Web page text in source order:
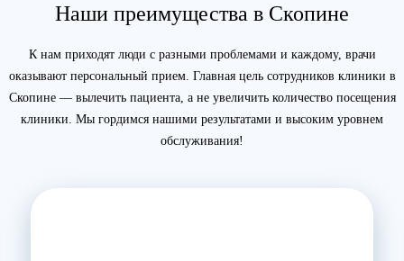
Наши преимущества в Скопине
К нам приходят люди с разными проблемами и каждому, врачи
оказывают персональный прием. Главная цель сотрудников клиники в
Скопине — вылечить пациента, а не увеличить количество посещения
клиники. Мы гордимся нашими результатами и высоким уровнем
обслуживания!